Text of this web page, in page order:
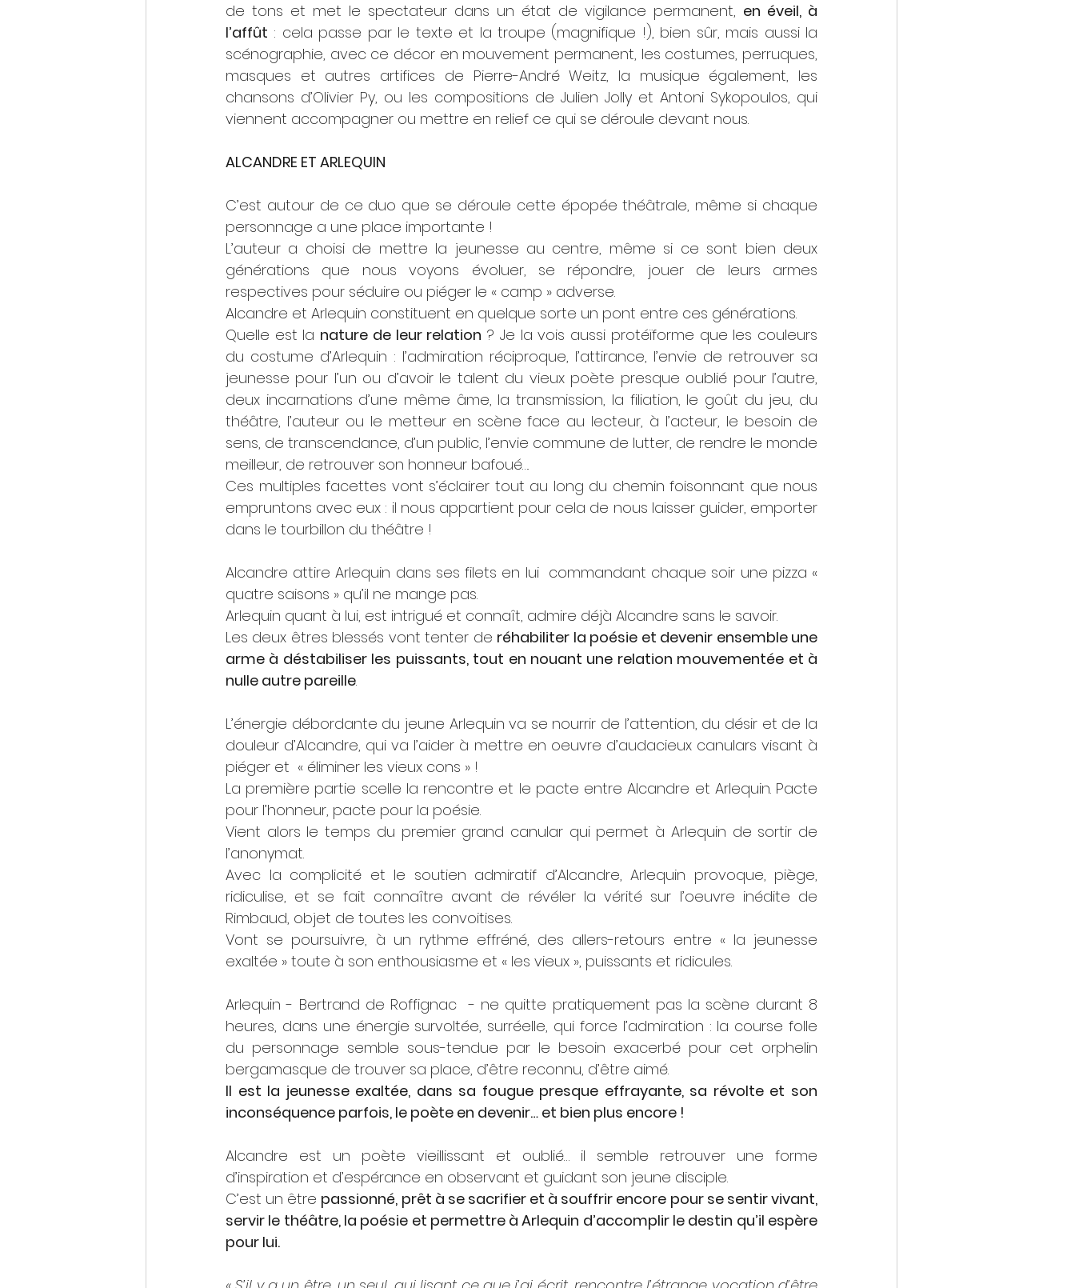
de tons et met le spectateur dans un état de vigilance permanent, en éveil, à
l’affût : cela passe par le texte et la troupe (magnifique !), bien sûr, mais aussi la
scénographie, avec ce décor en mouvement permanent, les costumes, perruques,
masques et autres artifices de Pierre-André Weitz, la musique également, les
chansons d’Olivier Py, ou les compositions de Julien Jolly et Antoni Sykopoulos, qui
viennent accompagner ou mettre en relief ce qui se déroule devant nous.
ALCANDRE ET ARLEQUIN
C’est autour de ce duo que se déroule cette épopée théâtrale, même si chaque
personnage a une place importante !
L’auteur a choisi de mettre la jeunesse au centre, même si ce sont bien deux
générations que nous voyons évoluer, se répondre, jouer de leurs armes
respectives pour séduire ou piéger le « camp » adverse.
Alcandre et Arlequin constituent en quelque sorte un pont entre ces générations.
Quelle est la nature de leur relation ? Je la vois aussi protéïforme que les couleurs
du costume d’Arlequin : l’admiration réciproque, l’attirance, l’envie de retrouver sa
jeunesse pour l’un ou d’avoir le talent du vieux poète presque oublié pour l’autre,
deux incarnations d’une même âme, la transmission, la filiation, le goût du jeu, du
théâtre, l’auteur ou le metteur en scène face au lecteur, à l’acteur, le besoin de
sens, de transcendance, d’un public, l’envie commune de lutter, de rendre le monde
meilleur, de retrouver son honneur bafoué….
Ces multiples facettes vont s’éclairer tout au long du chemin foisonnant que nous
empruntons avec eux : il nous appartient pour cela de nous laisser guider, emporter
dans le tourbillon du théâtre !
Alcandre attire Arlequin dans ses filets en lui  commandant chaque soir une pizza «
quatre saisons » qu’il ne mange pas.
Arlequin quant à lui, est intrigué et connaît, admire déjà Alcandre sans le savoir.
Les deux êtres blessés vont tenter de réhabiliter la poésie et devenir ensemble une
arme à déstabiliser les puissants, tout en nouant une relation mouvementée et à
nulle autre pareille.
L’énergie débordante du jeune Arlequin va se nourrir de l’attention, du désir et de la
douleur d’Alcandre, qui va l’aider à mettre en oeuvre d’audacieux canulars visant à
piéger et  « éliminer les vieux cons » !
La première partie scelle la rencontre et le pacte entre Alcandre et Arlequin. Pacte
pour l’honneur, pacte pour la poésie.
Vient alors le temps du premier grand canular qui permet à Arlequin de sortir de
l’anonymat.
Avec la complicité et le soutien admiratif d’Alcandre, Arlequin provoque, piège,
ridiculise, et se fait connaître avant de révéler la vérité sur l’oeuvre inédite de
Rimbaud, objet de toutes les convoitises.
Vont se poursuivre, à un rythme effréné, des allers-retours entre « la jeunesse
exaltée » toute à son enthousiasme et « les vieux », puissants et ridicules.
Arlequin - Bertrand de Roffignac  - ne quitte pratiquement pas la scène durant 8
heures, dans une énergie survoltée, surréelle, qui force l’admiration : la course folle
du personnage semble sous-tendue par le besoin exacerbé pour cet orphelin
bergamasque de trouver sa place, d’être reconnu, d’être aimé.
Il est la jeunesse exaltée, dans sa fougue presque effrayante, sa révolte et son
inconséquence parfois, le poète en devenir… et bien plus encore !
Alcandre est un poète vieillissant et oublié… il semble retrouver une forme
d’inspiration et d’espérance en observant et guidant son jeune disciple.
C’est un être passionné, prêt à se sacrifier et à souffrir encore pour se sentir vivant,
servir le théâtre, la poésie et permettre à Arlequin d’accomplir le destin qu’il espère
pour lui.